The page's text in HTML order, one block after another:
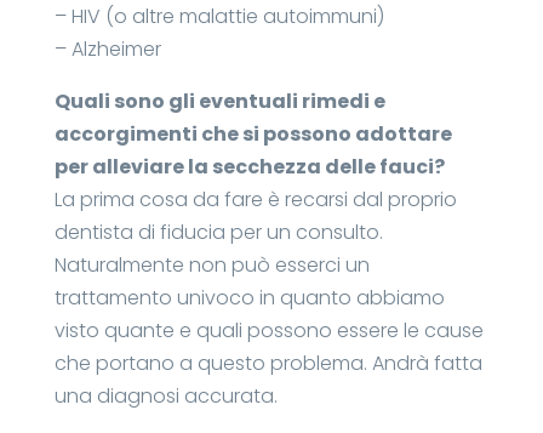
– HIV (o altre malattie autoimmuni)
– Alzheimer
Quali sono gli eventuali rimedi e
accorgimenti che si possono adottare
per alleviare la secchezza delle fauci?
La prima cosa da fare è recarsi dal proprio
dentista di fiducia per un consulto.
Naturalmente non può esserci un
trattamento univoco in quanto abbiamo
visto quante e quali possono essere le cause
che portano a questo problema. Andrà fatta
una diagnosi accurata.